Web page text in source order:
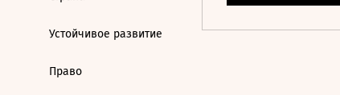
Устойчивое развитие
Право